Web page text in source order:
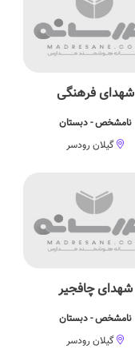
شهدای فرهنگی
نامشخص - دبستان
گیلان رودسر
شهدای چافجیر
نامشخص - دبستان
گیلان رودسر